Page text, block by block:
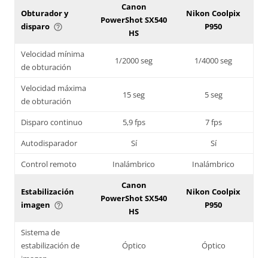
Obturador y
disparo help_outline
Canon
PowerShot SX540
HS
Nikon Coolpix
P950
Velocidad mínima
de obturación
1/2000 seg 1/4000 seg
Velocidad máxima
de obturación
15 seg 5 seg
Disparo continuo 5,9 fps
7 fps
Autodisparador
Sí
Sí
Control remoto
Inalámbrico Inalámbrico
Estabilización
imagen help_outline
Canon
PowerShot SX540
HS
Nikon Coolpix
P950
Sistema de
estabilización de
Óptico Óptico